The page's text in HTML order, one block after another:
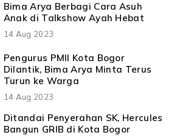
Bima Arya Berbagi Cara Asuh
Anak di Talkshow Ayah Hebat
14 Aug 2023
Pengurus PMII Kota Bogor
Dilantik, Bima Arya Minta Terus
Turun ke Warga
14 Aug 2023
Ditandai Penyerahan SK, Hercules
Bangun GRIB di Kota Bogor